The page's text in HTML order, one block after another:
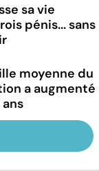
sa vie
pénis... sans
moyenne du
a augmenté